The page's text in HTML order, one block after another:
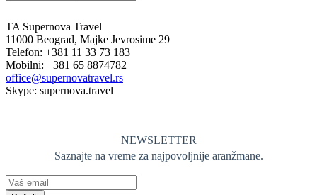
TA Supernova Travel
11000 Beograd, Majke Jevrosime 29
Telefon: +381 11 33 73 183
Mobilni: +381 65 8874782
office@supernovatravel.rs
Skype: supernova.travel
NEWSLETTER
Saznajte na vreme za najpovoljnije aranžmane.